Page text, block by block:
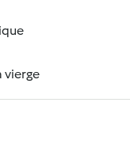
vierge